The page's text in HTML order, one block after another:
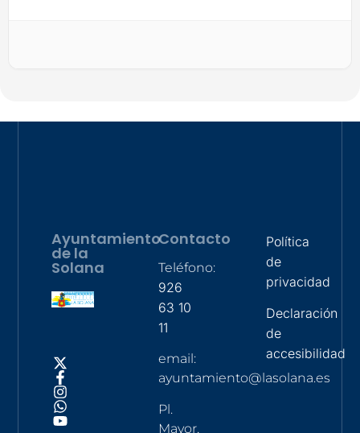
Ayuntamiento
de la
Solana
Contacto
Teléfono:
926
63 10
11
email:
ayuntamiento@lasolana.es
Pl.
Mayor,
Política
de
privacidad
Declaración
de
accesibilidad